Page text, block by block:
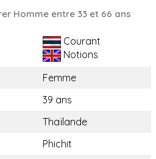
Homme entre 33 et 66 ans
Courant
Notions
Femme
39 ans
Thaïlande
Phichit